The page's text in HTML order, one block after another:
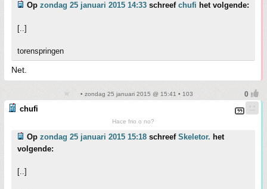
Op zondag 25 januari 2015 14:33 schreef chufi het volgende:
[..]
torenspringen
Net.
• zondag 25 januari 2015 @ 15:41 • 103
chufi
Hace frio o no?
Op zondag 25 januari 2015 15:18 schreef Skeletor. het
volgende:
[..]